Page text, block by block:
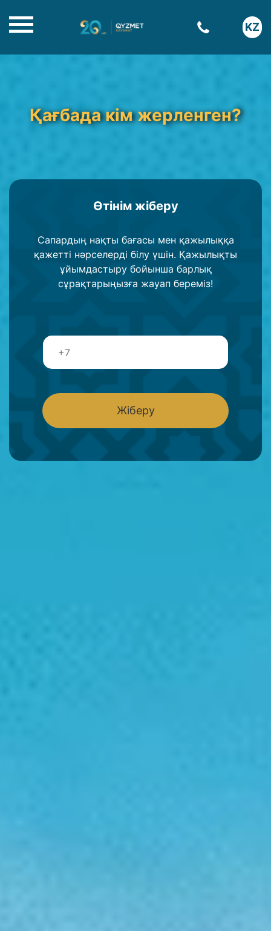
KZ
Қағбада кім жерленген?
Өтінім жіберу
Сапардың нақты бағасы мен қажылыққа
қажетті нәрселерді білу үшін. Қажылықты
ұйымдастыру бойынша барлық
сұрақтарыңызға жауап береміз!
Т
л
о
н
Жіберу